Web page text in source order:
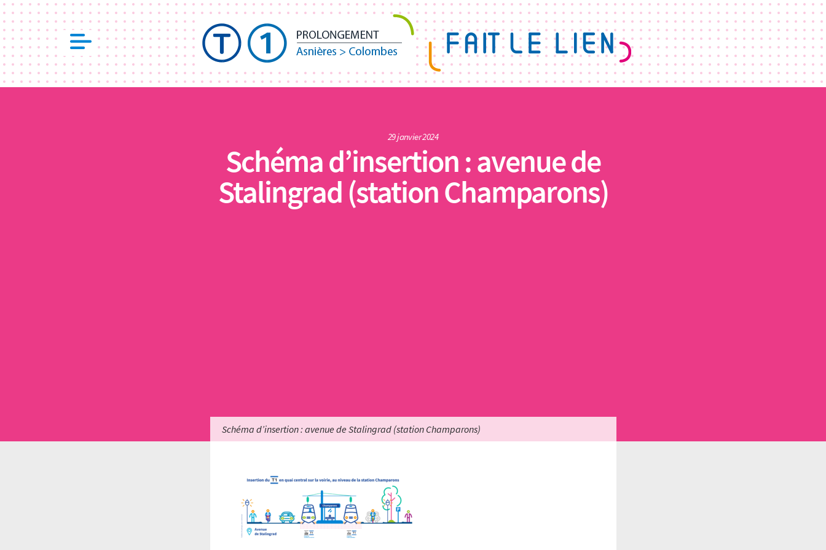
29 janvier 2024
Schéma d’insertion : avenue de
Stalingrad (station Champarons)
Schéma d’insertion : avenue de Stalingrad (station Champarons)